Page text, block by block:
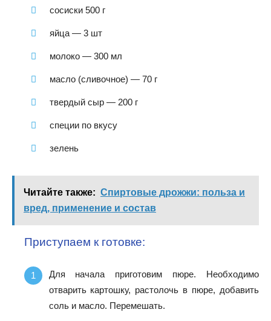
сосиски 500 г
яйца — 3 шт
молоко — 300 мл
масло (сливочное) — 70 г
твердый сыр — 200 г
специи по вкусу
зелень
Читайте также: Спиртовые дрожжи: польза и
вред, применение и состав
Приступаем к готовке:
Для начала приготовим пюре. Необходимо
отварить картошку, растолочь в пюре, добавить
соль и масло. Перемешать.